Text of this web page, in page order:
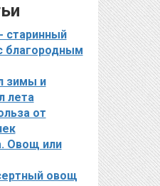
старинный
благородным
зимы и
лета
от
Овощ или
овощ